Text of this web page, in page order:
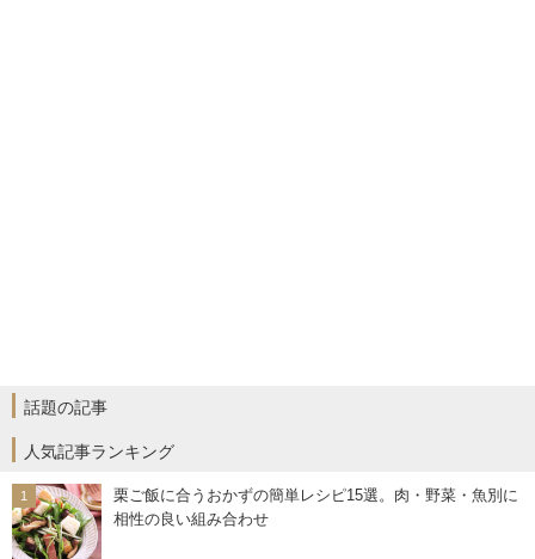
話題の記事
人気記事ランキング
栗ご飯に合うおかずの簡単レシピ15選。肉・野菜・魚別に
相性の良い組み合わせ